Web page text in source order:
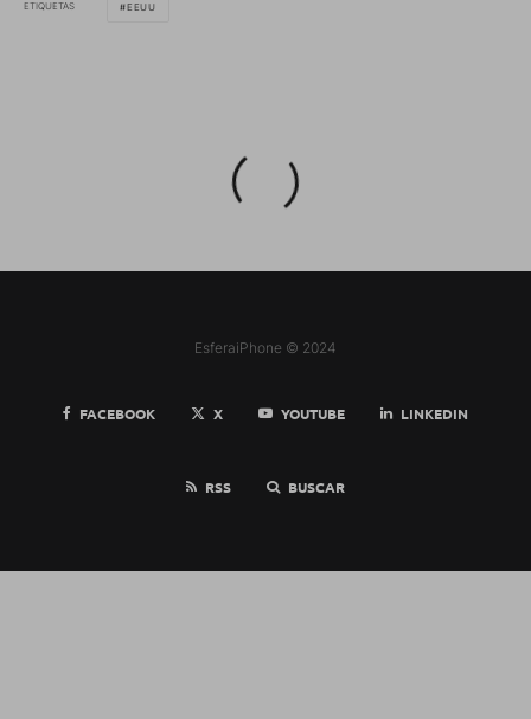
ETIQUETAS EEUU
EsferaiPhone © 2024
FACEBOOK X YOUTUBE LINKEDIN
RSS BUSCAR